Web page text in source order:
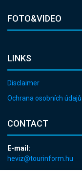
FOTO&VIDEO
LINKS
Disclaimer
Ochrana osobních údajů
CONTACT
E-mail:
heviz@tourinform.hu